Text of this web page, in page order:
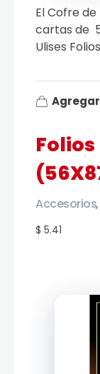
Folios
$ 5.41
Accesorios,
El Cofre de
cartas de
Ulises